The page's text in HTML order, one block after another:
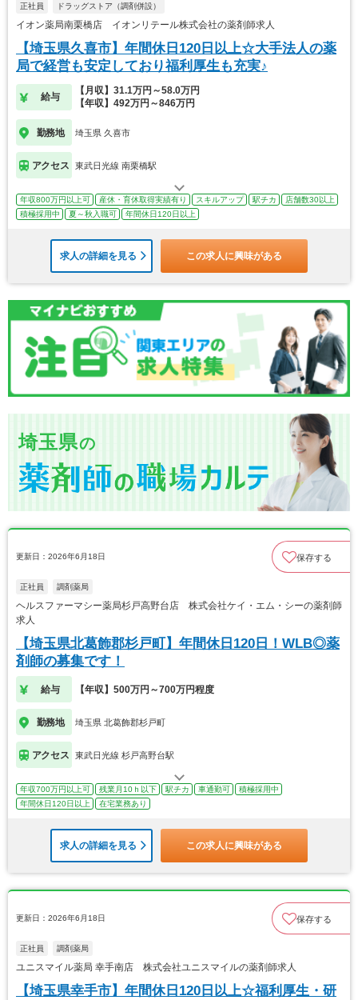
正社員 ドラッグストア（調剤併設）
イオン薬局南栗橋店 イオンリテール株式会社の薬剤師求人
【埼玉県久喜市】年間休日120日以上☆大手法人の薬
局で経営も安定しており福利厚生も充実♪
給与
【月収】31.1万円～58.0万円
【年収】492万円～846万円
勤務地 埼玉県 久喜市
アクセス 東武日光線 南栗橋駅
年収800万円以上可 産休・育休取得実績有り スキルアップ 駅チカ
店舗数30以上
積極採用中
夏～秋入職可 年間休日120日以上
求人の詳細を見る この求人に興味がある
埼玉県の
更新日：2026年6月18日 保存する
正社員 調剤薬局
ヘルスファーマシー薬局杉戸高野台店 株式会社ケイ・エム・シーの薬剤師
求人
【埼玉県北葛飾郡杉戸町】年間休日120日！WLB◎薬
剤師の募集です！
給与 【年収】500万円～700万円程度
勤務地 埼玉県 北葛飾郡杉戸町
アクセス 東武日光線 杉戸高野台駅
年収700万円以上可 残業月10ｈ以下 駅チカ 車通勤可
積極採用中
年間休日120日以上
在宅業務あり
求人の詳細を見る この求人に興味がある
更新日：2026年6月18日 保存する
正社員 調剤薬局
ユニスマイル薬局 幸手南店 株式会社ユニスマイルの薬剤師求人
【埼玉県幸手市】年間休日120日以上☆福利厚生・研